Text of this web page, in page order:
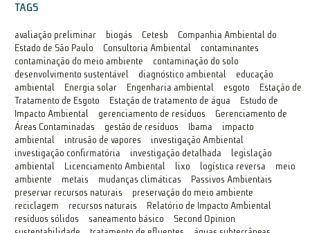
TAGS
avaliação preliminar biogás Cetesb
Companhia Ambiental do
Estado de São Paulo
Consultoria Ambiental
contaminantes
contaminação do meio ambiente
contaminação do solo
desenvolvimento sustentável
diagnóstico ambiental
educação
ambiental
Energia solar Engenharia ambiental esgoto
Estação de
Tratamento de Esgoto
Estação de tratamento de água
Estudo de
Impacto Ambiental
gerenciamento de resíduos
Gerenciamento de
Áreas Contaminadas
gestão de resíduos Ibama
impacto
ambiental
intrusão de vapores
investigação Ambiental
investigação confirmatória
investigação detalhada
legislação
ambiental
Licenciamento Ambiental lixo logística reversa
meio
ambiente
metais mudanças climáticas
Passivos Ambientais
preservar recursos naturais
preservação do meio ambiente
reciclagem
recursos naturais
Relatório de Impacto Ambiental
resíduos sólidos
saneamento básico
Second Opinion